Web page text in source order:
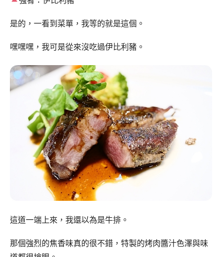
是的，一看到菜單，我等的就是這個。
嘿嘿嘿，我可是從來沒吃過伊比利豬。
這道一端上來，我還以為是牛排。
那個強烈的焦香味真的很不錯，特製的烤肉醬汁色澤與味